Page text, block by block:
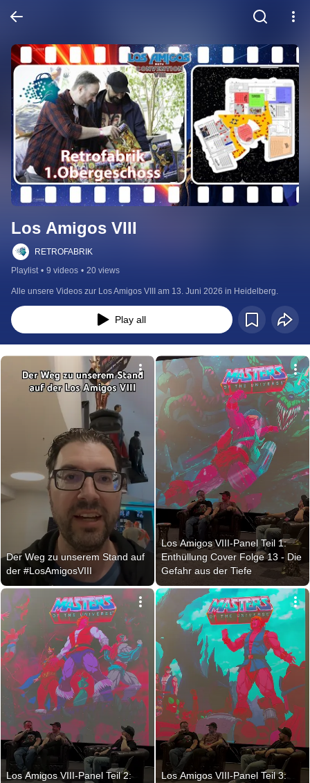
Los Amigos VIII
RETROFABRIK
Playlist • 9 videos • 20 views
Alle unsere Videos zur Los Amigos VIII am 13. Juni 2026 in Heidelberg.
Play all
Der Weg zu unserem Stand auf
der #LosAmigosVIII
Los Amigos VIII-Panel Teil 1:
Enthüllung Cover Folge 13 - Die
Gefahr aus der Tiefe
Los Amigos VIII-Panel Teil 2:
Los Amigos VIII-Panel Teil 3: